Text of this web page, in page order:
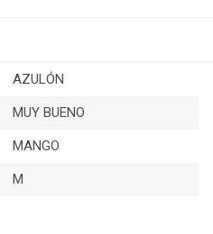
AZULÓN
MUY BUENO
MANGO
M